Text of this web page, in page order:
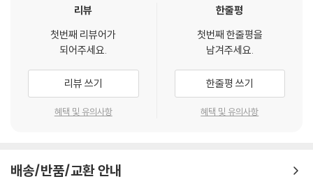
한편, 열 살 연상이라는 나이 차는 무척 불가사의했는데, 동주는 상아와 이
야기를 나누고 있으면 자신이 실제보다 나이가 더 많고 지적인 사람이 된
것처럼 느끼기도 하면서, 때로는 그와 반대로 실제보다 훨씬 어리고 유치
“너는 나로부터 도망가야 해.”
--- p.134
대하고, 정현은 잊고 싶었던 과거가(정현은 성인 ADHD 진단을 받고 힘겹
게 사회생활을 이어나가고 있었다) 차례차례 다시 소환되어 괴로워하지만
유일한 취미인 작가 덕질로 도피한다. 휴일이 지나 출근하니 그라프 호텔
이 연말부로 문을 닫는다는 청천벽력 같은 소식을 듣고 패닉 상태에 빠진
다. 자기만의 안전한 세계를 빼앗길 위험에 놓인 정현은 심리적 도피처가
되어주는 작가한테 SNS로 도움을 요청하지만 위로는커녕 차단을 당한다.
작가인 ‘나’는 출장 온 친구를 만나러 그라프 호텔에 갔다가 도어맨으로 일
자신이 안다고 생각했던 것들이 실은 허상일 수도 있음을 깨닫는다.
「하우스키핑」
자발적 선택으로 메이드가 된 고학력자 정현에게 호텔이 연말에 문을 닫는
다는 소식은 그야말로 청천벽력이다. 정현은 호텔이라는 자기만의 안전한
세계를 빼앗길 것 같은 위기감 속에 뜻밖의 인물에게 도움을 청한다.
험에 대해 들려준다. 후회해도 상관없다 생각하고 저지르고 난 자리에는
리뷰
첫번째 리뷰어가
되어주세요.
리뷰 쓰기
혜택 및 유의사항
한줄평
첫번째 한줄평을
남겨주세요.
한줄평 쓰기
혜택 및 유의사항
배송/반품/교환 안내